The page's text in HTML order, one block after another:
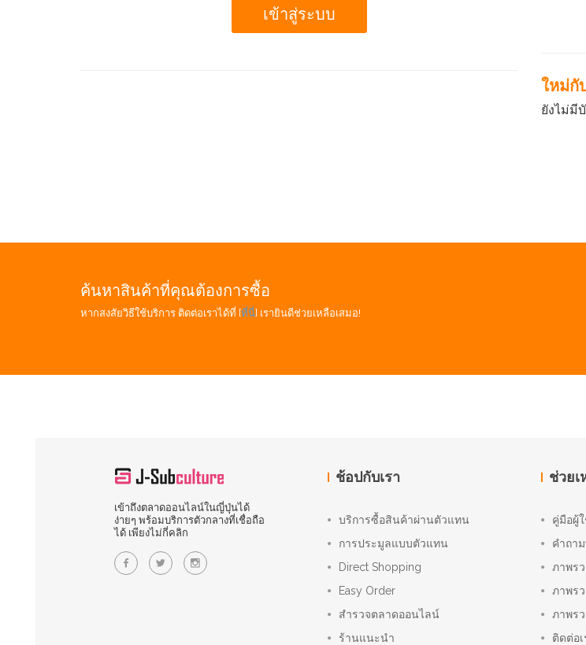
ใหม่กั
ยังไม่มี
ค้นหาสินค้าที่คุณต้องการซื้อ
หากสงสัยวิธีใช้บริการ ติดต่อเราได้ที่ [ที่นี่] เรายินดีช่วยเหลือเสมอ!
เข้าถึงตลาดออนไลน์ในญี่ปุ่นได้
ง่ายๆ พร้อมบริการตัวกลางที่เชื่อถือ
ได้ เพียงไม่กี่คลิก
ช้อปกับเรา
บริการซื้อสินค้าผ่านตัวแทน
การประมูลแบบตัวแทน
Direct Shopping
Easy Order
สำรวจตลาดออนไลน์
ร้านแนะนำ
ช่วย
คู่มือผู้
คำถา
ภาพร
ภาพร
ภาพร
ติดต่อเ